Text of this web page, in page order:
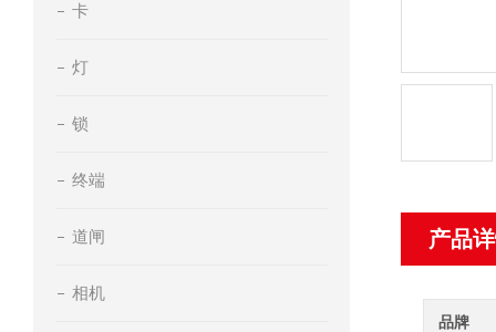
卡
灯
锁
终端
道闸
相机
产品
品牌